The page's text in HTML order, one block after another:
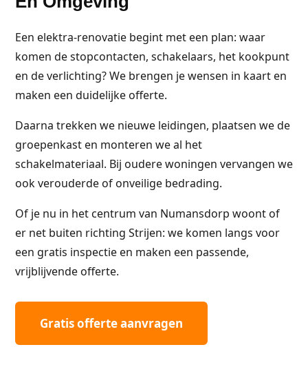
Een elektra-renovatie begint met een plan: waar
komen de stopcontacten, schakelaars, het kookpunt
en de verlichting? We brengen je wensen in kaart en
maken een duidelijke offerte.
Daarna trekken we nieuwe leidingen, plaatsen we de
groepenkast en monteren we al het
schakelmateriaal. Bij oudere woningen vervangen we
ook verouderde of onveilige bedrading.
Of je nu in het centrum van Numansdorp woont of
er net buiten richting Strijen: we komen langs voor
een gratis inspectie en maken een passende,
vrijblijvende offerte.
Gratis offerte aanvragen